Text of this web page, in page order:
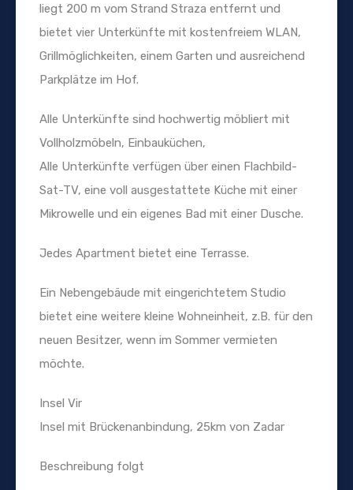
liegt 200 m vom Strand Straza entfernt und
bietet vier Unterkünfte mit kostenfreiem WLAN,
Grillmöglichkeiten, einem Garten und ausreichend
Parkplätze im Hof.
Alle Unterkünfte sind hochwertig möbliert mit
Vollholzmöbeln, Einbauküchen,
Alle Unterkünfte verfügen über einen Flachbild-
Sat-TV, eine voll ausgestattete Küche mit einer
Mikrowelle und ein eigenes Bad mit einer Dusche.
Jedes Apartment bietet eine Terrasse.
Ein Nebengebäude mit eingerichtetem Studio
bietet eine weitere kleine Wohneinheit, z.B. für den
neuen Besitzer, wenn im Sommer vermieten
möchte.
Insel Vir
Insel mit Brückenanbindung, 25km von Zadar
Beschreibung folgt